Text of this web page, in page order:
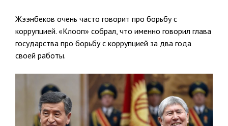
Жээнбеков очень часто говорит про борьбу с
коррупцией. «Клооп» собрал, что именно говорил глава
государства про борьбу с коррупцией за два года
своей работы.